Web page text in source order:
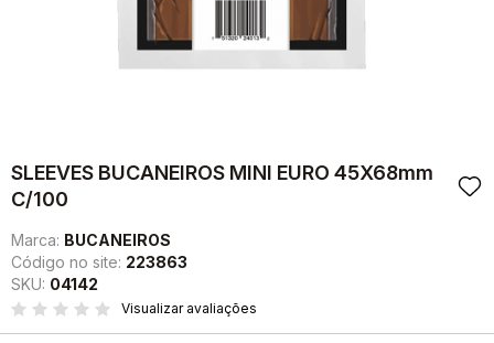
SLEEVES BUCANEIROS MINI EURO 45X68mm
C/100
Marca: BUCANEIROS
Código no site: 223863
SKU: 04142
Visualizar avaliações